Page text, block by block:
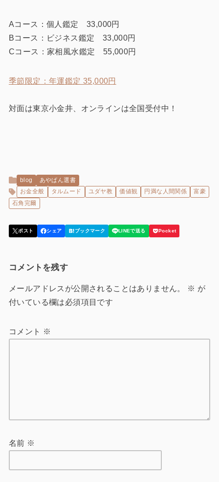
Aコース：個人鑑定 33,000円
Bコース：ビジネス鑑定 33,000円
Cコース：家相風水鑑定 55,000円
季節限定：年運鑑定 35,000円
対面は東京小金井、オンラインは全国受付中！
blog
あやぱん選書
お金全般
タルムード ユダヤ教 価値観 円満な人間関係
富豪
石角完爾
コメントを残す
メールアドレスが公開されることはありません。 ※ が
付いている欄は必須項目です
コメント ※
名前 ※